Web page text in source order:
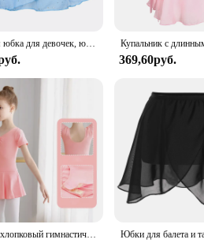
are available in a variety of sizes, ensuring
The attention to detail in the design
sets wholesale, ensuring that you have
our sets are an excellent choice. We
Балетная юбка для девочек, юбка с запахом для танцев, шифоновые блестящие платья-пачки, регулируемая юбка для танцев, танцевальная одежда для балерины
369,60руб.
Детский хлопковый гимнастический трико для девочек, балетное платье, детский танцевальный трико с короткими рукавами, пачка, танцевальная одежда, одежда для балерины для девочек